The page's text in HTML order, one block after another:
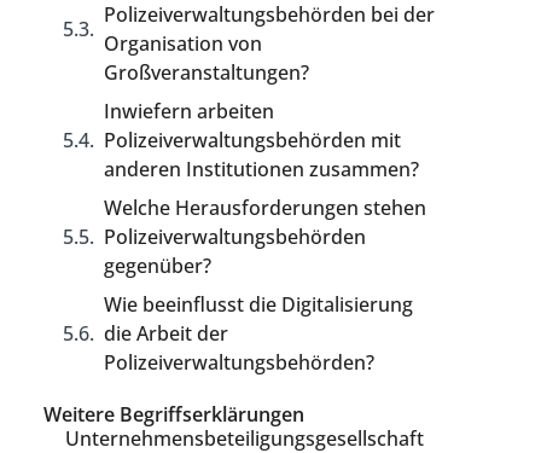
Polizeiverwaltungsbehörden bei der
Organisation von
Großveranstaltungen?
Inwiefern arbeiten
Polizeiverwaltungsbehörden mit
anderen Institutionen zusammen?
Welche Herausforderungen stehen
Polizeiverwaltungsbehörden
gegenüber?
Wie beeinflusst die Digitalisierung
die Arbeit der
Polizeiverwaltungsbehörden?
Weitere Begriffserklärungen
Unternehmensbeteiligungsgesellschaft